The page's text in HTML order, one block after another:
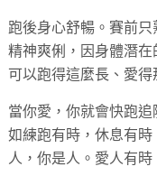
跑後身心舒暢。賽前
精神爽俐，因身體潛
可以跑得這麼長、愛得
當你愛，你就會快跑
如練跑有時，休息有
人，你是人。愛人有